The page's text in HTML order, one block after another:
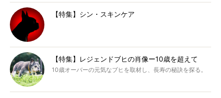
【特集】シン・スキンケア
【特集】レジェンドブヒの肖像ー10歳を超えて
10歳オーバーの元気なブヒを取材し、長寿の秘訣を探る。